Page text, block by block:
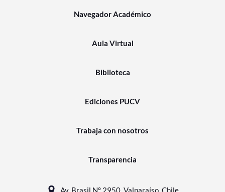
Navegador Académico
Aula Virtual
Biblioteca
Ediciones PUCV
Trabaja con nosotros
Transparencia